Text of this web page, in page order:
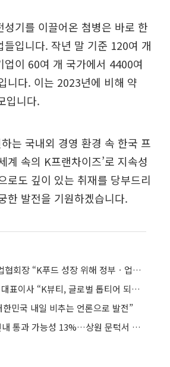
기를 이끌어온 첨병은 바로 한
들입니다. 작년 말 기준 120여 개
업이 60여 개 국가에서 4400여
니다. 이는 2023년에 비해 약
입니다.
는 국내외 경영 환경 속 한국 프
계 속의 K프랜차이즈’로 지속성
로도 깊이 있는 취재를 당부드리
한 발전을 기원하겠습니다.
박진선 한국식품산업협회장 “K푸드 성장 위해 정부ㆍ업계 간 가교 되길”
이정애 LG생활건강 대표이사 “K뷰티, 글로벌 톱티어 되도록 지원해주길”
민국 내일 비추는 언론으로 발전”
美 클래리티 법안 연내 통과 가능성 13%…상원 문턱서 제동